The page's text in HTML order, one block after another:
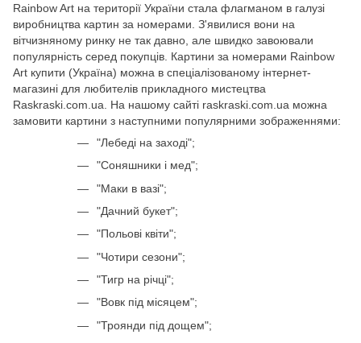
Rainbow Art на території України стала флагманом в галузі
виробництва картин за номерами. З'явилися вони на
вітчизняному ринку не так давно, але швидко завоювали
популярність серед покупців. Картини за номерами Rainbow
Art купити (Україна) можна в спеціалізованому інтернет-
магазині для любителів прикладного мистецтва
Raskraski.com.ua. На нашому сайті raskraski.com.ua можна
замовити картини з наступними популярними зображеннями:
"Лебеді на заході";
"Соняшники і мед";
"Маки в вазі";
"Дачний букет";
"Польові квіти";
"Чотири сезони";
"Тигр на річці";
"Вовк під місяцем";
"Троянди під дощем";